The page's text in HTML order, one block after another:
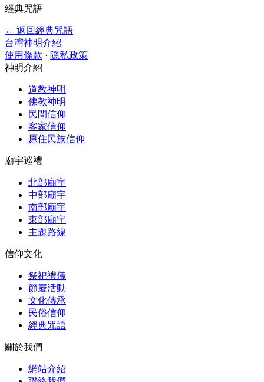
經典咒語
← 返回經典咒語
台灣神明介紹
使用條款 · 隱私政策
神明介紹
道教神明
佛教神明
民間信仰
客家信仰
原住民族信仰
廟宇巡禮
北部廟宇
中部廟宇
南部廟宇
東部廟宇
主題路線
信仰文化
祭祀禮儀
節慶活動
文化傳承
民俗信仰
經典咒語
關於我們
網站介紹